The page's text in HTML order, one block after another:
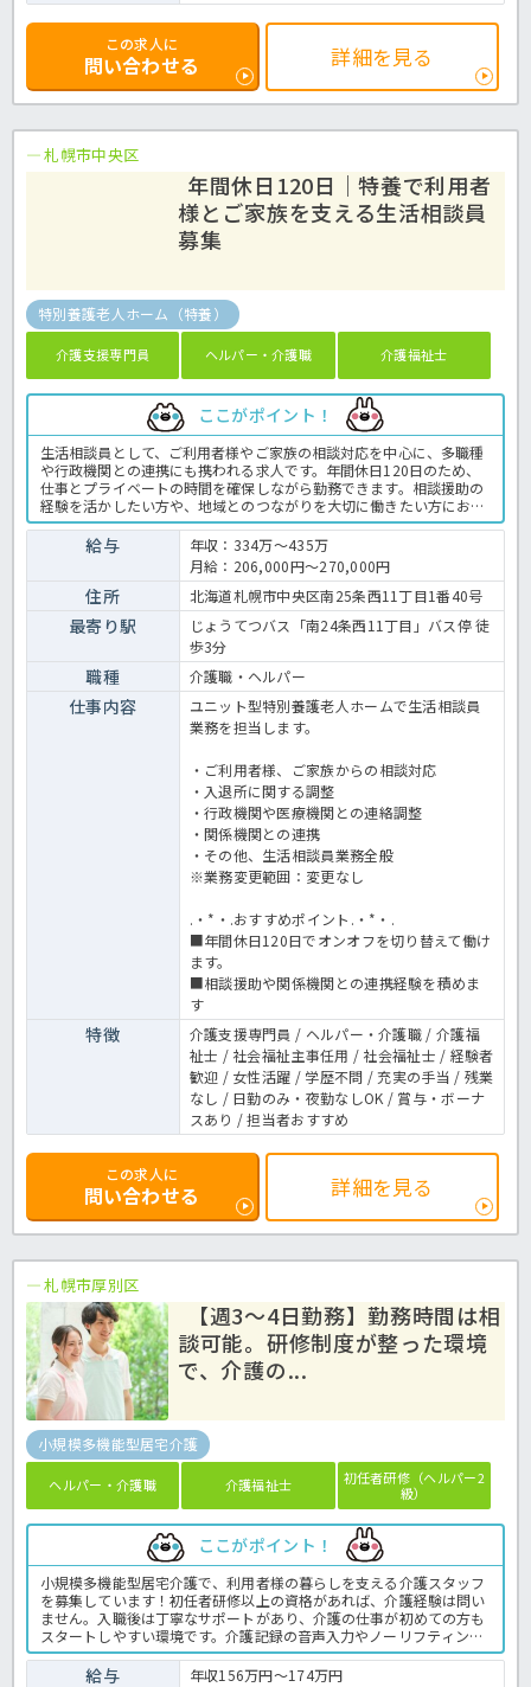
この求人に
問い合わせる 詳細を見る
札幌市中央区
年間休日120日｜特養で利用者
様とご家族を支える生活相談員
募集
特別養護老人ホーム（特養）
介護支援専門員 ヘルパー・介護職 介護福祉士
ここがポイント！
生活相談員として、ご利用者様やご家族の相談対応を中心に、多職種
や行政機関との連携にも携われる求人です。年間休日120日のため、
仕事とプライベートの時間を確保しながら勤務できます。相談援助の
経験を活かしたい方や、地域とのつながりを大切に働きたい方におす
すめです。施設見学や仕事内容についてのご質問も受け付けていま
す。勤務条件や給与の詳細を確認してから応募を検討したい方も歓迎
です。まずはお気軽にお問い合わせください。生活相談員として業務
全般です。〈生活相談員 正職員 特別養護老人ホームの求人〉
給与
年収：334万～435万
月給：206,000円～270,000円
住所 北海道札幌市中央区南25条西11丁目1番40号
最寄り駅
じょうてつバス「南24条西11丁目」バス停 徒
歩3分
職種 介護職・ヘルパー
仕事内容
ユニット型特別養護老人ホームで生活相談員
業務を担当します。
・ご利用者様、ご家族からの相談対応
・入退所に関する調整
・行政機関や医療機関との連絡調整
・関係機関との連携
・その他、生活相談員業務全般
※業務変更範囲：変更なし
.・*・.おすすめポイント.・*・.
■年間休日120日でオンオフを切り替えて働け
ます。
■相談援助や関係機関との連携経験を積めま
す
特徴
介護支援専門員 / ヘルパー・介護職 / 介護福
祉士 / 社会福祉主事任用 / 社会福祉士 / 経験者
歓迎 / 女性活躍 / 学歴不問 / 充実の手当 / 残業
なし / 日勤のみ・夜勤なしOK / 賞与・ボーナ
スあり / 担当者おすすめ
この求人に
問い合わせる 詳細を見る
札幌市厚別区
【週3～4日勤務】勤務時間は相
談可能。研修制度が整った環境
で、介護の...
小規模多機能型居宅介護
ヘルパー・介護職 介護福祉士
初任者研修（ヘルパー2
級）
ここがポイント！
小規模多機能型居宅介護で、利用者様の暮らしを支える介護スタッフ
を募集しています！初任者研修以上の資格があれば、介護経験は問い
ません。入職後は丁寧なサポートがあり、介護の仕事が初めての方も
スタートしやすい環境です。介護記録の音声入力やノーリフティング
ケアなど、職員の負担軽減につながる取り組みにも力を入れていま
す。実働5時間・週3～4日勤務のため、ご家庭やプライベートと両立
給与
年収156万円～174万円